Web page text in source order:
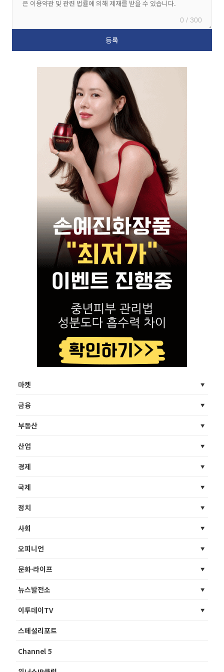
0 / 300
마켓
금융
부동산
산업
경제
국제
정치
사회
오피니언
문화·라이프
뉴스발전소
이투데이TV
스페셜리포트
Channel 5